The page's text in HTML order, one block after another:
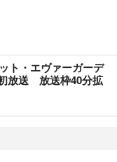
ト・エヴァーガーデ
放送 放送枠40分拡